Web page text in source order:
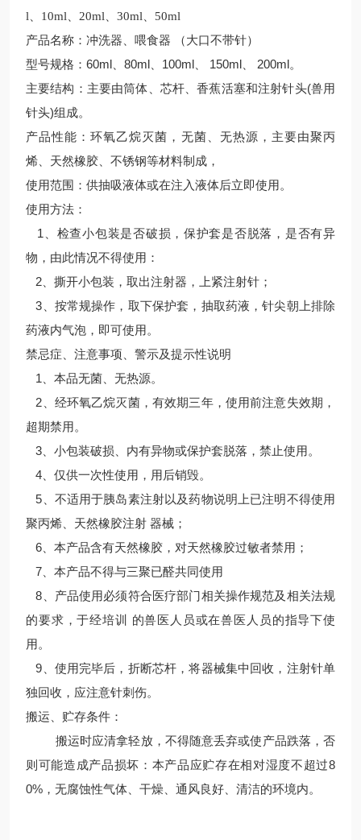
l、10ml、20ml、30ml、50ml
产品名称：冲洗器、喂食器 （大口不带针）
型号规格：60ml、80ml、100ml、 150ml、 200ml。
主要结构：主要由筒体、芯杆、香蕉活塞和注射针头(兽用
针头)组成。
产品性能：环氧乙烷灭菌，无菌、无热源，主要由聚丙
烯、天然橡胶、不锈钢等材料制成，
使用范围：供抽吸液体或在注入液体后立即使用。
使用方法：
1 、检查小包装是否破损，保护套是否脱落，是否有异
物，由此情况不得使用：
2 、撕开小包装，取出注射器，上紧注射针；
3 、按常规操作，取下保护套，抽取药液，针尖朝上排除
药液内气泡，即可使用。
禁忌症、注意事项、警示及提示性说明
1 、本品无菌、无热源。
2 、经环氧乙烷灭菌，有效期三年，使用前注意失效期，
超期禁用。
3 、小包装破损、内有异物或保护套脱落，禁止使用。
4 、仅供一次性使用，用后销毁。
5 、不适用于胰岛素注射以及药物说明上已注明不得使用
聚丙烯、天然橡胶注射 器械；
6 、本产品含有天然橡胶，对天然橡胶过敏者禁用；
7 、本产品不得与三聚已醛共同使用
8 、产品使用必须符合医疗部门相关操作规范及相关法规
的要求，于经培训 的兽医人员或在兽医人员的指导下使
用。
9 、使用完毕后，折断芯杆，将器械集中回收，注射针单
独回收，应注意针刺伤。
搬运、贮存条件：
搬运时应清拿轻放，不得随意丢弃或使产品跌落，否
则可能造成产品损坏：本产品应贮存在相对湿度不超过8
0%，无腐蚀性气体、干燥、通风良好、清洁的环境内。